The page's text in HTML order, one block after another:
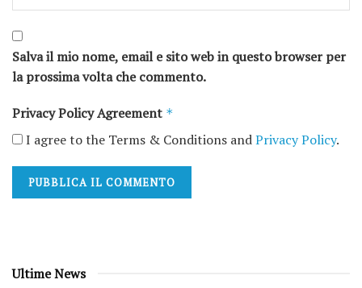
Salva il mio nome, email e sito web in questo browser per
la prossima volta che commento.
Privacy Policy Agreement *
I agree to the Terms & Conditions andPrivacy Policy.
Ultime News